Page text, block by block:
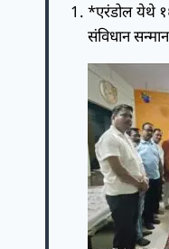
*एरंडोल येथे
संविधान